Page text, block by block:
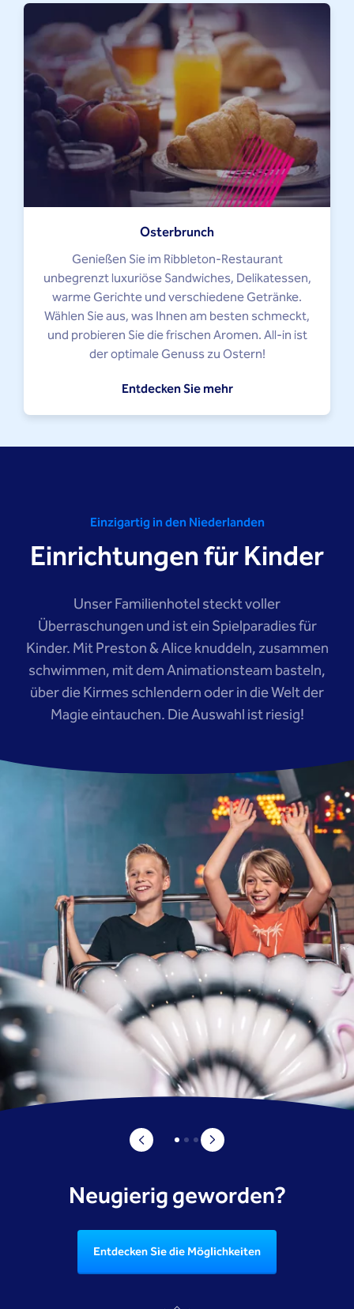
Osterbrunch
Genießen Sie im Ribbleton-Restaurant
unbegrenzt luxuriöse Sandwiches, Delikatessen,
warme Gerichte und verschiedene Getränke.
Wählen Sie aus, was Ihnen am besten schmeckt,
und probieren Sie die frischen Aromen. All-in ist
der optimale Genuss zu Ostern!
Entdecken Sie mehr
Einzigartig in den Niederlanden
Einrichtungen für Kinder
Unser Familienhotel steckt voller
Überraschungen und ist ein Spielparadies für
Kinder. Mit Preston & Alice knuddeln, zusammen
schwimmen, mit dem Animationsteam basteln,
über die Kirmes schlendern oder in die Welt der
Magie eintauchen. Die Auswahl ist riesig!
Neugierig geworden?
Entdecken Sie die Möglichkeiten